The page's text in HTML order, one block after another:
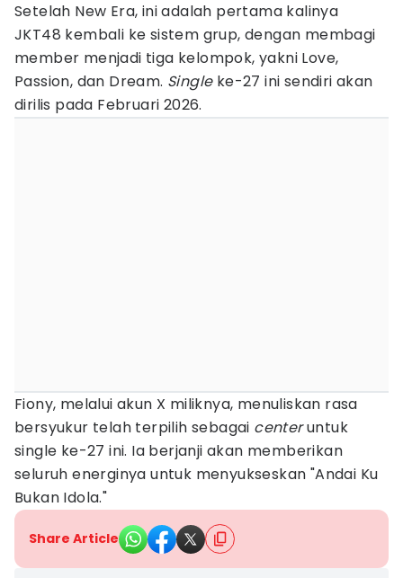
Setelah New Era, ini adalah pertama kalinya
JKT48 kembali ke sistem grup, dengan membagi
member menjadi tiga kelompok, yakni Love,
Passion, dan Dream. Singleke-27 ini sendiri akan
dirilis pada Februari 2026.
Fiony, melalui akun X miliknya, menuliskan rasa
bersyukur telah terpilih sebagai centeruntuk
single ke-27 ini. Ia berjanji akan memberikan
seluruh energinya untuk menyukseskan "Andai Ku
Bukan Idola."
Share Article